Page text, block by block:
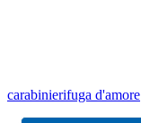
carabinierifuga d'amore